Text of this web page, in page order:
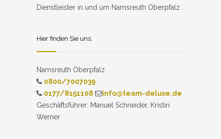
Dienstleister in und um Namsreuth Oberpfalz .
Hier finden Sie uns:
Namsreuth Oberpfalz
0800/7007039
0177/8151108
info@team-deluxe.de
Geschäftsführer: Manuel Schneider, Kristin
Werner